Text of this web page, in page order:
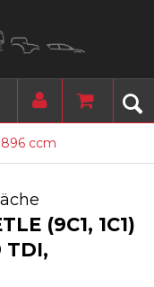
ccm
(9C1, 1C1)
TDI,